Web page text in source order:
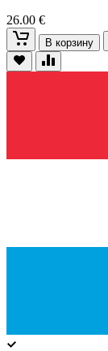
26.00 €
В корзину